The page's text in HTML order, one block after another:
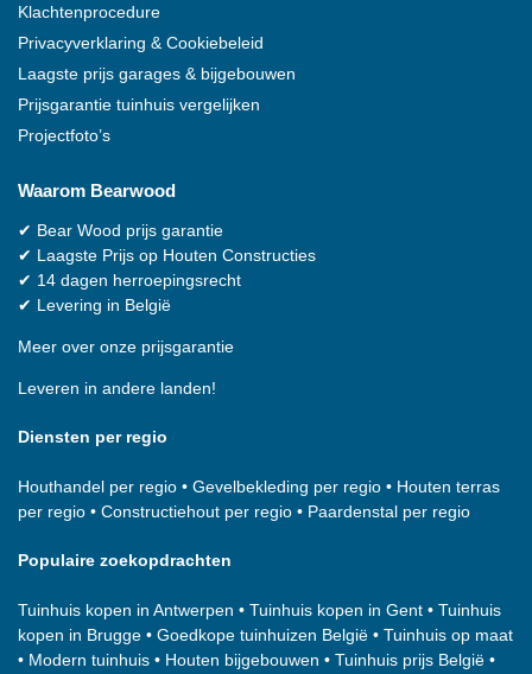
Klachtenprocedure
Privacyverklaring & Cookiebeleid
Laagste prijs garages & bijgebouwen
Prijsgarantie tuinhuis vergelijken
Projectfoto’s
Waarom Bearwood
✔ Bear Wood prijs garantie
✔ Laagste Prijs op Houten Constructies
✔ 14 dagen herroepingsrecht
✔ Levering in België
Meer over onze prijsgarantie
Leveren in andere landen!
Diensten per regio
Houthandel per regio • Gevelbekleding per regio • Houten terras
per regio • Constructiehout per regio • Paardenstal per regio
Populaire zoekopdrachten
Tuinhuis kopen in Antwerpen • Tuinhuis kopen in Gent • Tuinhuis
kopen in Brugge • Goedkope tuinhuizen België • Tuinhuis op maat
• Modern tuinhuis • Houten bijgebouwen • Tuinhuis prijs België •